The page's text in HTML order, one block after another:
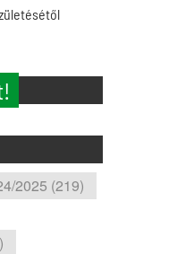
2025 (219)